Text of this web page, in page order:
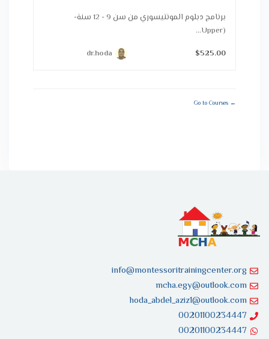
برنامج دبلوم المونتيسوري من سن 9 - 12 سنة-
$525.00
dr.hoda
Go to Courses
info@montessoritrainingcenter.org
mcha.egy@outlook.com
hoda_abdel_aziz1@outlook.com
00201100234447
00201100234447